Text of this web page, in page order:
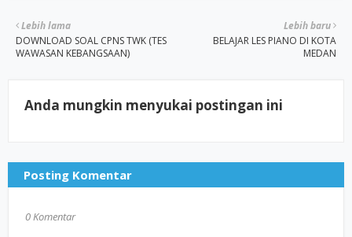
Lebih baru
BELAJAR LES PIANO DI KOTA
MEDAN
Lebih lama
DOWNLOAD SOAL CPNS TWK (TES
WAWASAN KEBANGSAAN)
Anda mungkin menyukai postingan ini
Posting Komentar
0 Komentar